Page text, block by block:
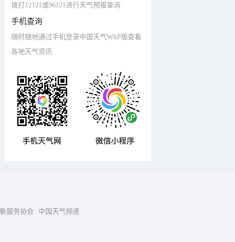
拨打12121或96121进行天气预报查询
手机查询
随时随地通过手机登录中国天气WAP版查看
各地天气资讯
服务协会 中国天气频道